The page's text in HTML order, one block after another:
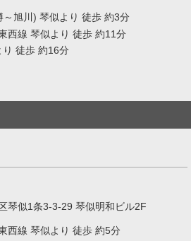
～旭川) 琴似より 徒歩 約3分
西線 琴似より 徒歩 約11分
徒歩 約16分
琴似1条3-3-29 琴似明和ビル2F
西線 琴似より 徒歩 約5分